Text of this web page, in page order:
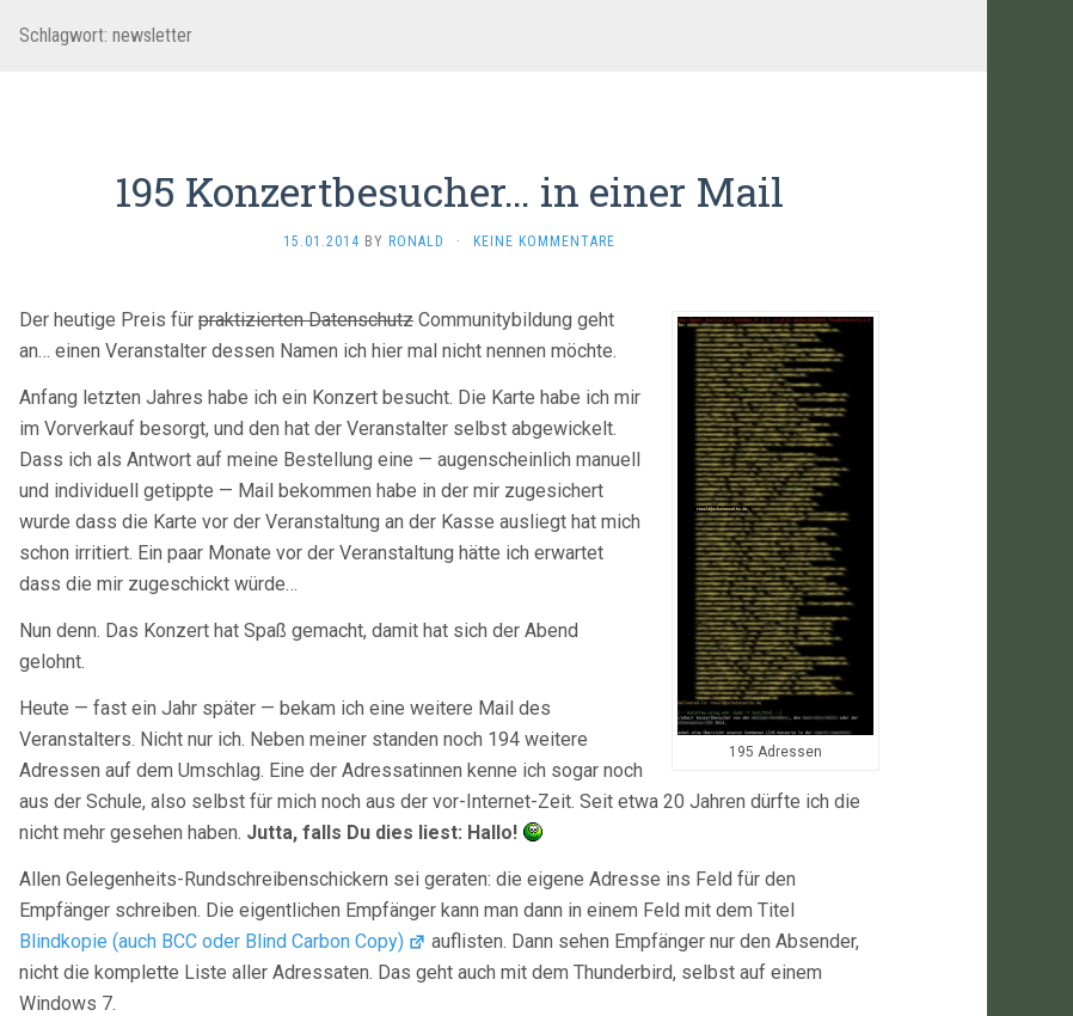
Schlagwort: newsletter
195 Konzertbesucher… in einer Mail
15.01.2014 BY RONALD · KEINE KOMMENTARE
195 Adressen
Der heutige Preis für praktizierten Datenschutz Communitybildung geht
an… einen Veranstalter dessen Namen ich hier mal nicht nennen möchte.
Anfang letzten Jahres habe ich ein Konzert besucht. Die Karte habe ich mir
im Vorverkauf besorgt, und den hat der Veranstalter selbst abgewickelt.
Dass ich als Antwort auf meine Bestellung eine — augenscheinlich manuell
und individuell getippte — Mail bekommen habe in der mir zugesichert
wurde dass die Karte vor der Veranstaltung an der Kasse ausliegt hat mich
schon irritiert. Ein paar Monate vor der Veranstaltung hätte ich erwartet
dass die mir zugeschickt würde…
Nun denn. Das Konzert hat Spaß gemacht, damit hat sich der Abend
gelohnt.
Heute — fast ein Jahr später — bekam ich eine weitere Mail des
Veranstalters. Nicht nur ich. Neben meiner standen noch 194 weitere
Adressen auf dem Umschlag. Eine der Adressatinnen kenne ich sogar noch
aus der Schule, also selbst für mich noch aus der vor-Internet-Zeit. Seit etwa 20 Jahren dürfte ich die
nicht mehr gesehen haben. Jutta, falls Du dies liest: Hallo!
Allen Gelegenheits-Rundschreibenschickern sei geraten: die eigene Adresse ins Feld für den
Empfänger schreiben. Die eigentlichen Empfänger kann man dann in einem Feld mit dem Titel
Blindkopie (auch BCC oder Blind Carbon Copy)
auflisten. Dann sehen Empfänger nur den Absender,
nicht die komplette Liste aller Adressaten. Das geht auch mit dem Thunderbird, selbst auf einem
Windows 7.